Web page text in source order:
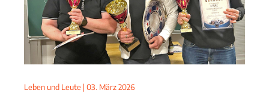
Leben und Leute | 03. März 2026